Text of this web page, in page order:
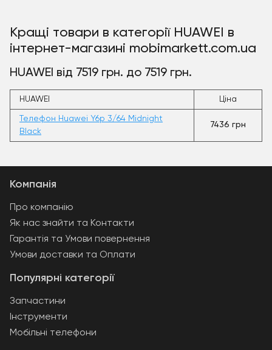
Кращі товари в категорії HUAWEI в
інтернет-магазині mobimarkett.com.ua
HUAWEI від 7519 грн. до 7519 грн.
HUAWEI Ціна
Телефон Huawei Y6p 3/64 Midnight
Black
7436 грн
Популярні категорії
Запчастини
Інструменти
Мобільні телефони
Компанія
Про компанію
Як нас знайти та Контакти
Гарантія та Умови повернення
Умови доставки та Оплати